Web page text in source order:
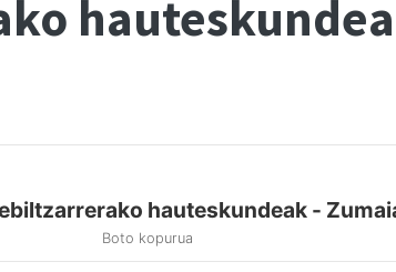
hauteskundeak -
Boto kopurua